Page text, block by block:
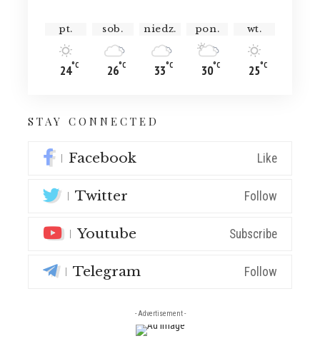
pt.
24°C
sob.
26°C
niedz.
33°C
pon.
30°C
wt.
25°C
STAY CONNECTED
Facebook Like
Twitter Follow
Youtube Subscribe
Telegram Follow
- Advertisement -